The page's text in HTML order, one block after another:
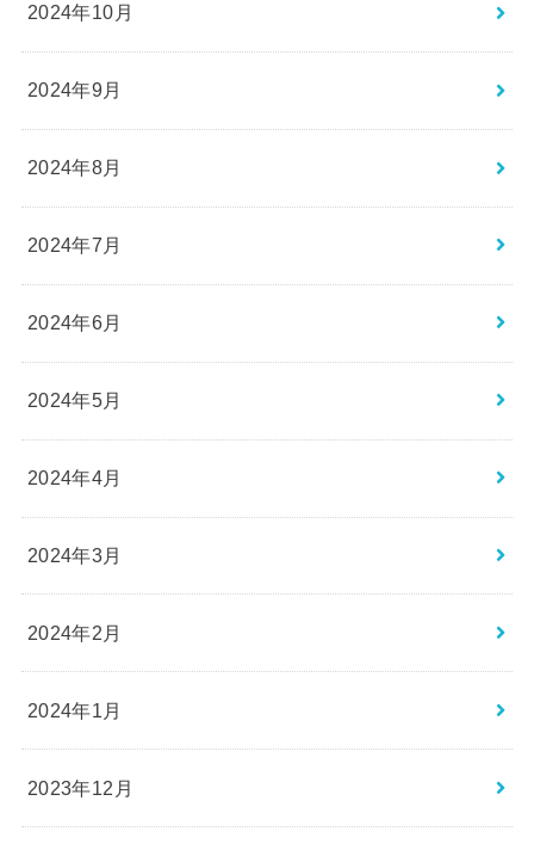
2024年10月
2024年9月
2024年8月
2024年7月
2024年6月
2024年5月
2024年4月
2024年3月
2024年2月
2024年1月
2023年12月